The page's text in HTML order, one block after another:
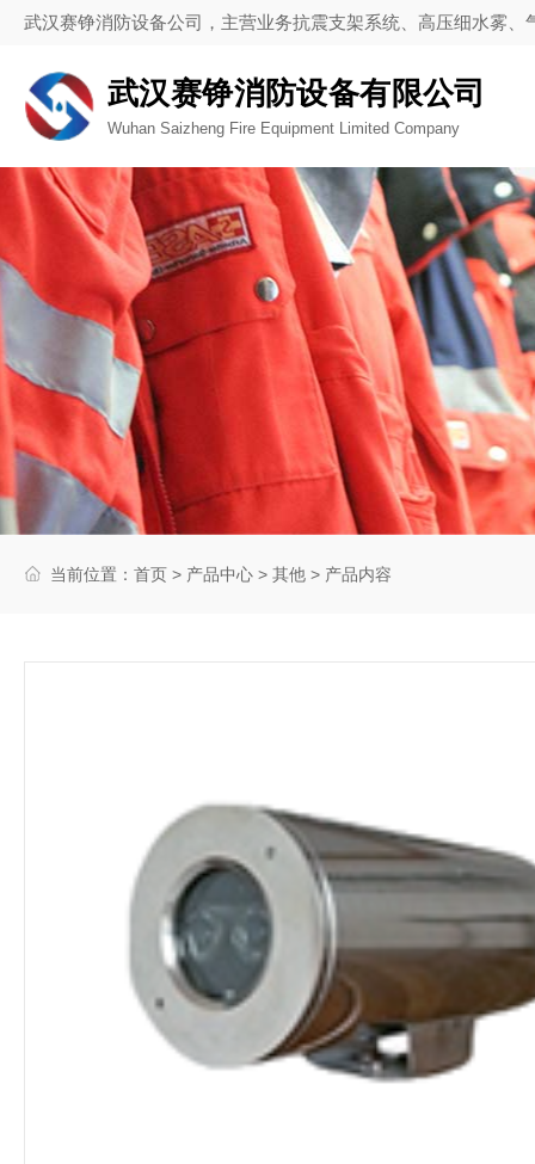
武汉赛铮消防设备公司，主营业务抗震支架系统、高压细水雾
武汉赛铮消防设备有限公司
Wuhan Saizheng Fire Equipment Limited Company
当前位置： 首页 > 产品中心 > 其他 > 产品内容